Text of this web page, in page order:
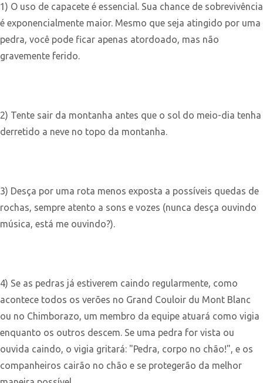
1) O uso de capacete é essencial. Sua chance de sobrevivência
é exponencialmente maior. Mesmo que seja atingido por uma
pedra, você pode ficar apenas atordoado, mas não
gravemente ferido.
2) Tente sair da montanha antes que o sol do meio-dia tenha
derretido a neve no topo da montanha.
3) Desça por uma rota menos exposta a possíveis quedas de
rochas, sempre atento a sons e vozes (nunca desça ouvindo
música, está me ouvindo?).
4) Se as pedras já estiverem caindo regularmente, como
acontece todos os verões no Grand Couloir du Mont Blanc
ou no Chimborazo, um membro da equipe atuará como vigia
enquanto os outros descem. Se uma pedra for vista ou
ouvida caindo, o vigia gritará: "Pedra, corpo no chão!", e os
companheiros cairão no chão e se protegerão da melhor